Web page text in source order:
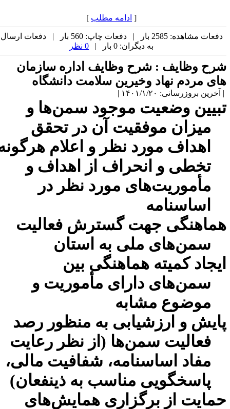
ادامه مطلب]
دفعات مشاهده: 2585 بار | دفعات چاپ: 560 بار | دفعات ارسال
به دیگران: 0 بار |
وظایف : شرح وظایف اداره سازمان
مردم نهاد وخیرین سلامت دانشگاه
بروزرسانی: ۱۴۰۱/۱/۲۰ |
وضعیت موجود سمن‌ها و
میزان موفقیت آن در تحقق
اهداف مورد نظر و اعلام هرگونه
تخطی و انحراف از اهداف و
مأموریت‌های مورد نظر در
اساسنامه
جهت گسترش فعالیت
سمن‌های ملی به استان
کمیته هماهنگی بین
سمن‌های دارای مأموریت و
موضوع مشابه
و ارزشیابیبه منظور رصد
فعالیت سمن‌ها (از نظر رعایت
مفاد اساسنامه، شفافیت مالی،
پاسخگویی مناسب به ذینفعان)
از برگزاری همایش‌های